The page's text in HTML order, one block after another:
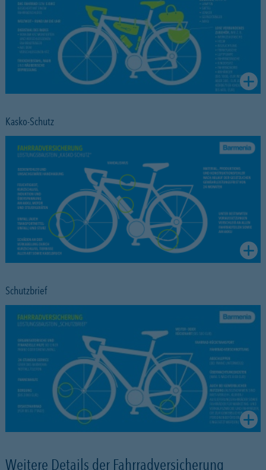
Kasko-Schutz
Schutzbrief
Weitere Details der Fahrradversicherung